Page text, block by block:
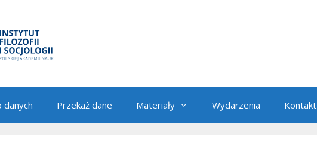
danych Przekaż dane Materiały Wydarzenia Kontakt